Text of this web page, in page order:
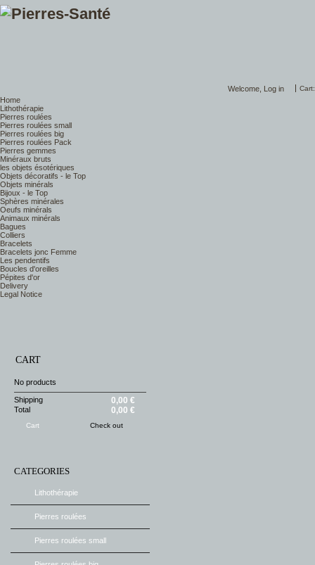
Welcome, Log in Cart:
Home
Lithothérapie
Pierres roulées
Pierres roulées small
Pierres roulées big
Pierres roulées Pack
Pierres gemmes
Minéraux bruts
les objets ésotériques
Objets décoratifs - le Top
Objets minérals
Bijoux - le Top
Sphères minérales
Oeufs minérals
Animaux minérals
Bagues
Colliers
Bracelets
Bracelets jonc Femme
Les pendentifs
Boucles d'oreilles
Pépites d'or
Delivery
Legal Notice
CART
No products
Shipping 0,00 €
Total 0,00 €
Cart Check out
CATEGORIES
Lithothérapie
Pierres roulées
Pierres roulées small